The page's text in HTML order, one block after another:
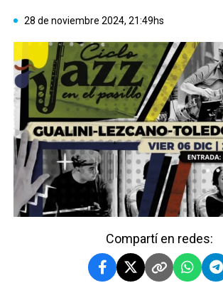
28 de noviembre 2024, 21:49hs
Compartí en redes: